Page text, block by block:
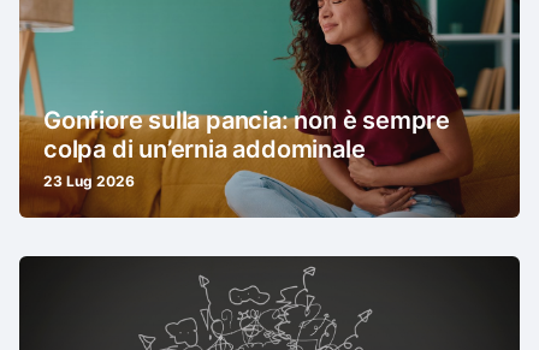
Gonfiore sulla pancia: non è sempre
colpa di un’ernia addominale
23 Lug 2026